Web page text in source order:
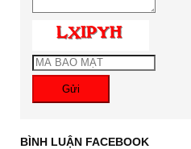
Gửi
BÌNH LUẬN FACEBOOK